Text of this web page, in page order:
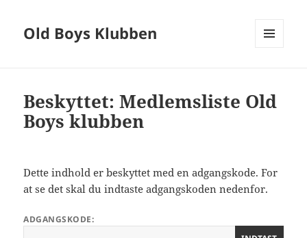
Old Boys Klubben
Beskyttet: Medlemsliste Old
Boys klubben
Dette indhold er beskyttet med en adgangskode. For
at se det skal du indtaste adgangskoden nedenfor.
ADGANGSKODE: